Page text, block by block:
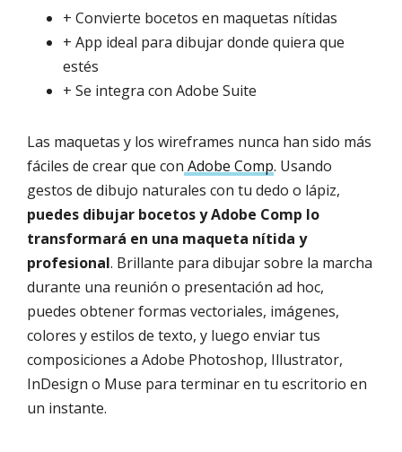
+ Convierte bocetos en maquetas nítidas
+ App ideal para dibujar donde quiera que
estés
+ Se integra con Adobe Suite
Las maquetas y los wireframes nunca han sido más
fáciles de crear que con Adobe Comp. Usando
gestos de dibujo naturales con tu dedo o lápiz,
puedes dibujar bocetos y Adobe Comp lo
transformará en una maqueta nítida y
profesional. Brillante para dibujar sobre la marcha
durante una reunión o presentación ad hoc,
puedes obtener formas vectoriales, imágenes,
colores y estilos de texto, y luego enviar tus
composiciones a Adobe Photoshop, Illustrator,
InDesign o Muse para terminar en tu escritorio en
un instante.